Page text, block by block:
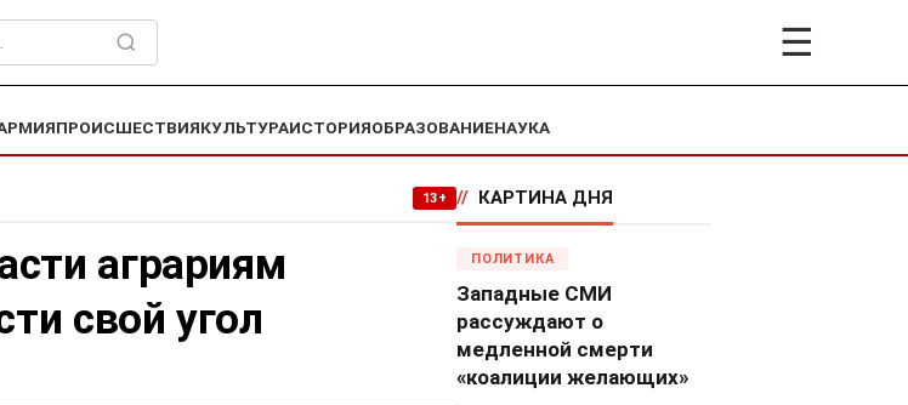
☰
ПРОИСШЕСТВИЯКУЛЬТУРАИСТОРИЯОБРАЗОВАНИЕНАУКА
13+
аграриям
свой угол
// КАРТИНА ДНЯ
ПОЛИТИКА
Западные СМИ
рассуждают о
медленной смерти
«коалиции желающих»